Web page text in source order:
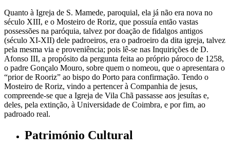
Quanto à Igreja de S. Mamede, paroquial, ela já não era nova no
século XIII, e o Mosteiro de Roriz, que possuía então vastas
possessões na paróquia, talvez por doação de fidalgos antigos
(século XI-XII) dele padroeiros, era o padroeiro da dita igreja, talvez
pela mesma via e proveniência; pois lê-se nas Inquirições de D.
Afonso III, a propósito da pergunta feita ao próprio pároco de 1258,
o padre Gonçalo Mouro, sobre quem o nomeou, que o apresentara o
“prior de Rooriz” ao bispo do Porto para confirmação. Tendo o
Mosteiro de Roriz, vindo a pertencer à Companhia de jesus,
compreende-se que a Igreja de Vila Chã passasse aos jesuítas e,
deles, pela extinção, à Universidade de Coimbra, e por fim, ao
padroado real.
Património Cultural